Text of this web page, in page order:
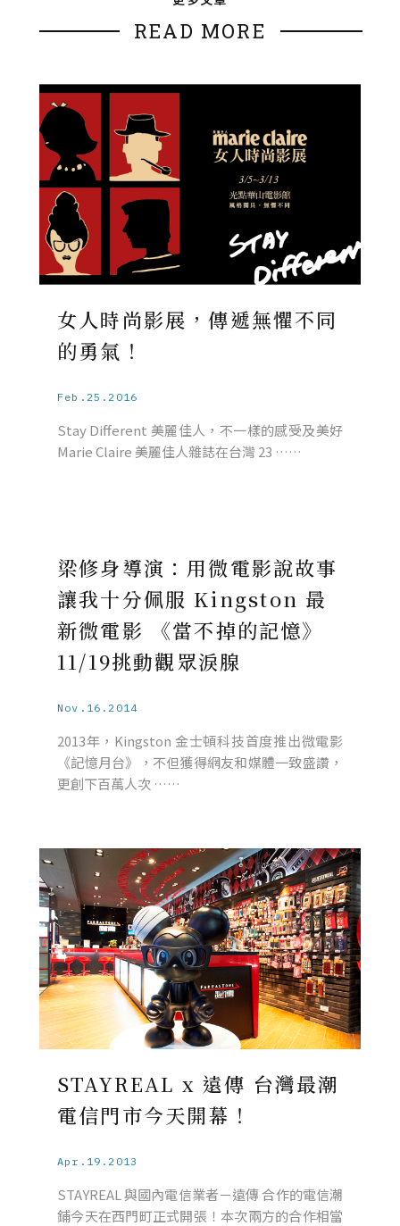
READ MORE
女人時尚影展，傳遞無懼不同
的勇氣！
Feb.25.2016
Stay Different 美麗佳人，不一樣的感受及美好
Marie Claire 美麗佳人雜誌在台灣 23 ……
梁修身導演：用微電影說故事
讓我十分佩服 Kingston 最
新微電影 《當不掉的記憶》
11/19挑動觀眾淚腺
Nov.16.2014
2013年，Kingston 金士頓科技首度推出微電影
《記憶月台》，不但獲得網友和媒體一致盛讚，
更創下百萬人次 ……
STAYREAL x 遠傳 台灣最潮
電信門市今天開幕！
Apr.19.2013
STAYREAL 與國內電信業者－遠傳 合作的電信潮
鋪今天在西門町正式開張！本次兩方的合作相當